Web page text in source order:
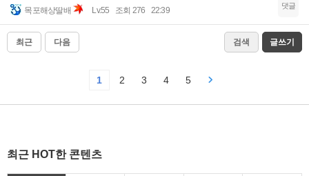
목포해상딸배 Lv.55 조회 276 22:39 댓글
최근 다음 검색 글쓰기
1 2 3 4 5
최근 HOT한 콘텐츠